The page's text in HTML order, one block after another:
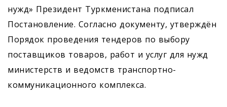
нужд» Президент Туркменистана подписал
Постановление. Согласно документу, утверждён
Порядок проведения тендеров по выбору
поставщиков товаров, работ и услуг для нужд
министерств и ведомств транспортно-
коммуникационного комплекса.